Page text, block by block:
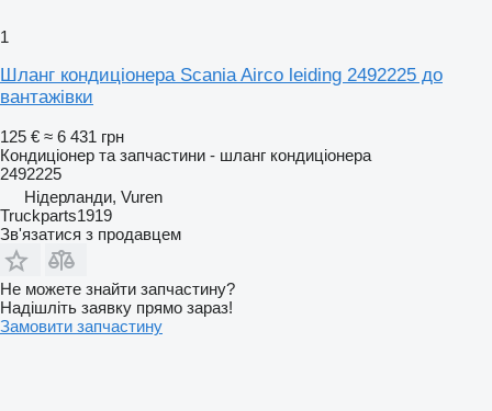
1
Шланг кондиціонера Scania Airco leiding 2492225 до
вантажівки
125 € ≈ 6 431 грн
Кондиціонер та запчастини - шланг кондиціонера
2492225
Нідерланди, Vuren
Truckparts1919
Зв'язатися з продавцем
Не можете знайти запчастину?
Надішліть заявку прямо зараз!
Замовити запчастину